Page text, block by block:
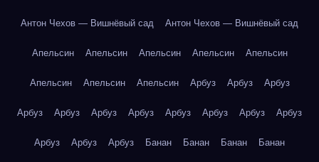
Антон Чехов — Вишнёвый сад Антон Чехов — Вишнёвый сад
Апельсин Апельсин Апельсин Апельсин Апельсин
Апельсин Апельсин Апельсин Арбуз Арбуз Арбуз
Арбуз Арбуз Арбуз Арбуз Арбуз Арбуз Арбуз Арбуз
Арбуз Арбуз Арбуз Банан Банан Банан Банан